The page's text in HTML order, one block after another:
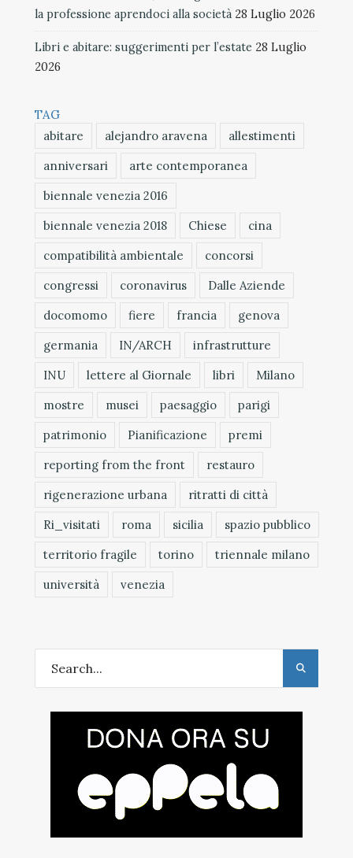
la professione aprendoci alla società 28 Luglio 2026
Libri e abitare: suggerimenti per l’estate 28 Luglio
2026
TAG
abitare
alejandro aravena
allestimenti
anniversari
arte contemporanea
biennale venezia 2016
biennale venezia 2018
Chiese
cina
compatibilità ambientale
concorsi
congressi
coronavirus
Dalle Aziende
docomomo
fiere francia
genova
germania
IN/ARCH
infrastrutture
INU
lettere al Giornale libri
Milano
mostre
musei paesaggio
parigi
patrimonio
Pianificazione
premi
reporting from the front
restauro
rigenerazione urbana
ritratti di città
Ri_visitati
roma sicilia
spazio pubblico
territorio fragile
torino
triennale milano
università
venezia